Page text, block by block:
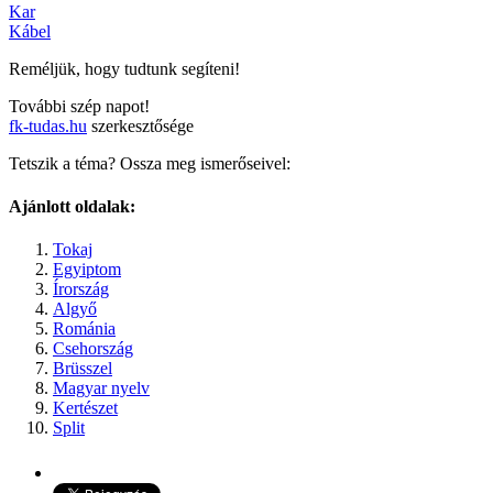
Kar
Kábel
Reméljük, hogy tudtunk segíteni!
További szép napot!
fk-tudas.hu szerkesztősége
Tetszik a téma? Ossza meg ismerőseivel:
Ajánlott oldalak:
Tokaj
Egyiptom
Írország
Algyő
Románia
Csehország
Brüsszel
Magyar nyelv
Kertészet
Split